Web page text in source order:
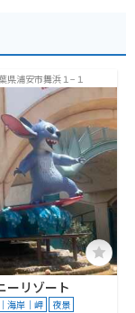
県浦安市舞浜１−１
ーリゾート
海岸｜岬 夜景